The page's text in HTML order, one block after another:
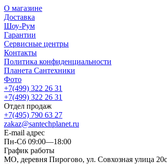
О магазине
Доставка
Шоу-Рум
Гарантии
Сервисные центры
Контакты
Политика конфиденциальности
Планета Сантехники
Фото
+7(499) 322 26 31
+7(499) 322 26 31
Отдел продаж
+7(495) 790 63 27
zakaz@santechplanet.ru
E-mail адрес
Пн-Сб 09:00—18:00
График работы
МО, деревня Пирогово, ул. Совхозная улица